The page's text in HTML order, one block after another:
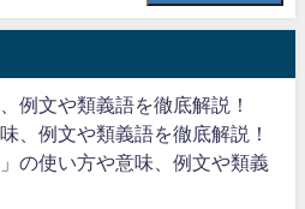
例文や類義語を徹底解説！
、例文や類義語を徹底解説！
の使い方や意味、例文や類義